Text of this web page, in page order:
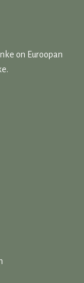
on Euroopan